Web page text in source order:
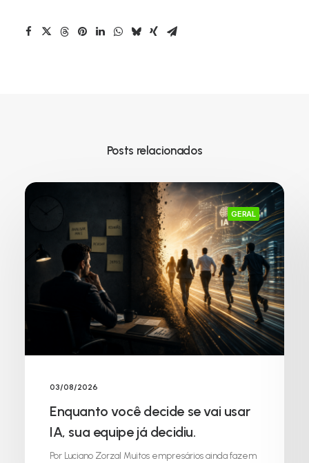
Posts relacionados
GERAL
03/08/2026
Enquanto você decide se vai usar
IA, sua equipe já decidiu.
Por Luciano Zorzal Muitos empresários ainda fazem